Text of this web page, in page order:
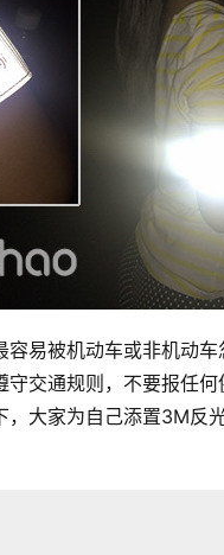
易被机动车或非机动
交通规则，不要报任
大家为自己添置3M反